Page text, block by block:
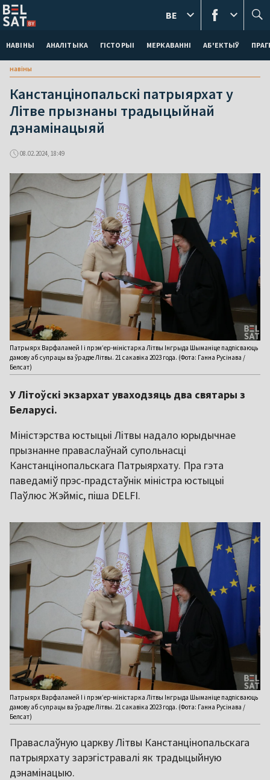
НАВІНЫ АНАЛІТЫКА ГІСТОРЫІ МЕРКАВАННI АБ'ЕКТЫЎ
BE
навіны
Канстанцінопальскі патрыярхат у
Літве прызнаны традыцыйнай
дэнамінацыяй
08.02.2024, 18:49
Патрыярх Варфаламей І і прэм’ер-міністарка Літвы Інгрыда Шыманіце падпісваюць
дамову аб супрацы ва ўрадзе Літвы. 21 сакавіка 2023 года. (Фота: Ганна Русінава /
Белсат)
У Літоўскі экзархат уваходзяць два святары з
Беларусі.
Міністэрства юстыцыі Літвы надало юрыдычнае
прызнанне праваслаўнай супольнасці
Канстанцінопальскага Патрыярхату. Пра гэта
паведаміў прэс-прадстаўнік міністра юстыцыі
Паўлюс Жэйміс, піша DELFI.
Патрыярх Варфаламей І і прэм’ер-міністарка Літвы Інгрыда Шыманіце падпісваюць
дамову аб супрацы ва ўрадзе Літвы. 21 сакавіка 2023 года. (Фота: Ганна Русінава /
Белсат)
Праваслаўную царкву Літвы Канстанцінопальскага
патрыярхату зарэгістравалі як традыцыйную
дэнамінацыю.